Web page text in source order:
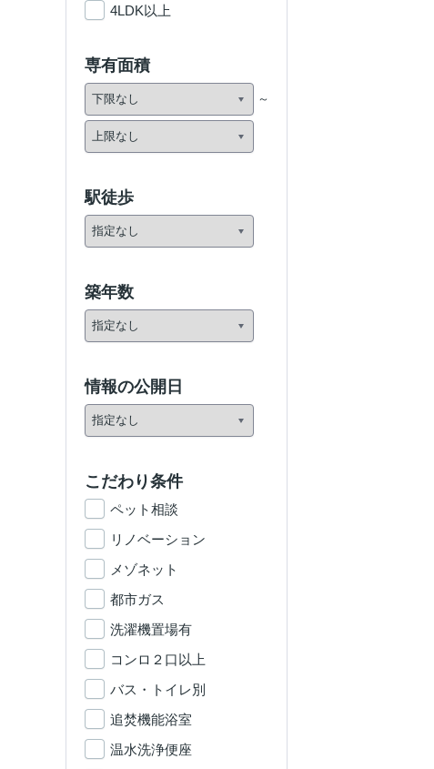
4LDK以上
専有面積
駅徒歩
築年数
情報の公開日
こだわり条件
ペット相談
リノベーション
メゾネット
都市ガス
洗濯機置場有
コンロ２口以上
バス・トイレ別
追焚機能浴室
温水洗浄便座